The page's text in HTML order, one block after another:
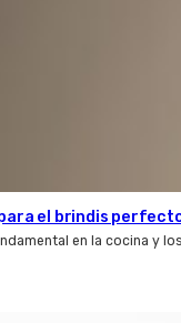
el brindis
en la cocina y